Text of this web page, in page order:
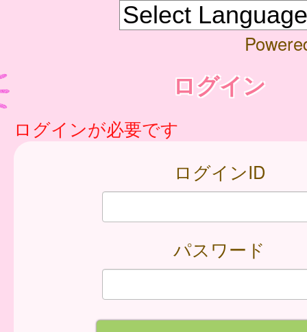
ログイン
ログインが必要です
ログインID
パスワード